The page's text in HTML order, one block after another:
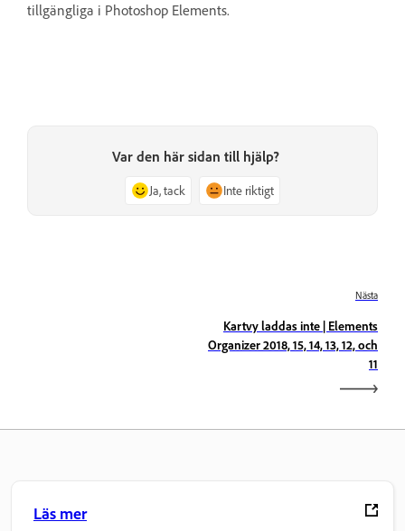
tillgängliga i Photoshop Elements.
Var den här sidan till hjälp?
Ja, tack Inte riktigt
Nästa
Kartvy laddas inte | Elements
Organizer 2018, 15, 14, 13, 12, och
11
Läs mer